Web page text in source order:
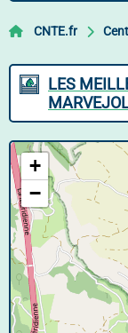
CNTE.fr
LES
+
−